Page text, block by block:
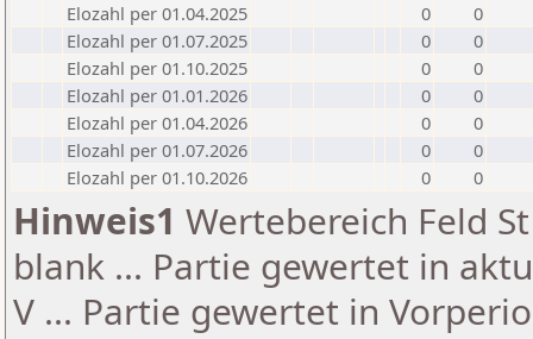
Elozahl per 01.04.2025
0
0
Elozahl per 01.07.2025
0
0
Elozahl per 01.10.2025
0
0
Elozahl per 01.01.2026
0
0
Elozahl per 01.04.2026
0
0
Elozahl per 01.07.2026
0
0
Elozahl per 01.10.2026
0 0
Hinweis1 Wertebereich Feld
blank ... Partie gewertet in
V ... Partie gewertet in